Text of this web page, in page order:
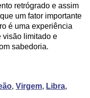
retrógrado e assim
um fator importante
é uma experiência
visão limitado e
sabedoria.
, Virgem, Libra,